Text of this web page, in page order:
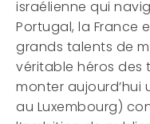
israélienne qui
Portugal, la France
grands talents de
véritable héros des
monter
au Luxembourg)